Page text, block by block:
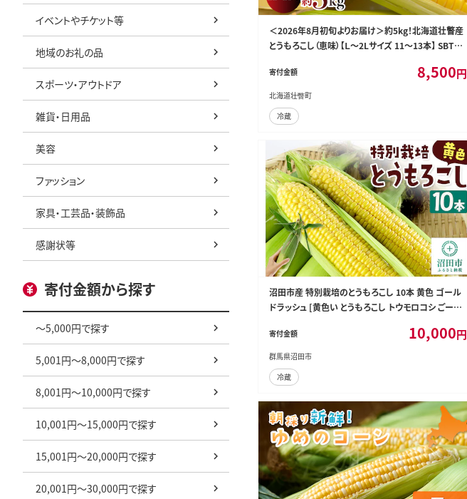
イベントやチケット等
地域のお礼の品
スポーツ・アウトドア
雑貨・日用品
美容
ファッション
家具・工芸品・装飾品
感謝状等
寄付金額から探す
～5,000円で探す
5,001円～8,000円で探す
8,001円～10,000円で探す
10,001円～15,000円で探す
15,001円～20,000円で探す
20,001円～30,000円で探す
＜2026年8月初旬よりお届け＞約5kg！北海道壮瞥産
とうもろこし（恵味）【Ｌ～2Lサイズ 11～13本】 SBTP0
寄付金額 8,500円
北海道壮瞥町
冷蔵
沼田市産 特別栽培のとうもろこし 10本 黄色 ゴール
ドラッシュ [黄色い とうもろこし トウモロコシ ごーる
コーン]
寄付金額 10,000円
群馬県沼田市
冷蔵